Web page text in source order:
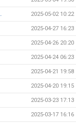
2025-05-02 10:22
2025-04-27 16:23
2025-04-26 20:20
2025-04-24 06:23
2025-04-21 19:58
2025-04-20 19:15
2025-03-23 17:13
2025-03-17 16:16